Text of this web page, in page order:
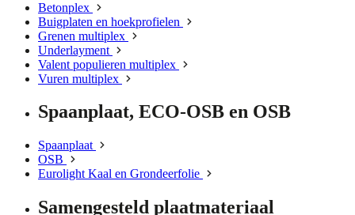
Betonplex
Buigplaten en hoekprofielen
Grenen multiplex
Underlayment
Valent populieren multiplex
Vuren multiplex
Spaanplaat, ECO-OSB en OSB
Spaanplaat
OSB
Eurolight Kaal en Grondeerfolie
Samengesteld plaatmateriaal